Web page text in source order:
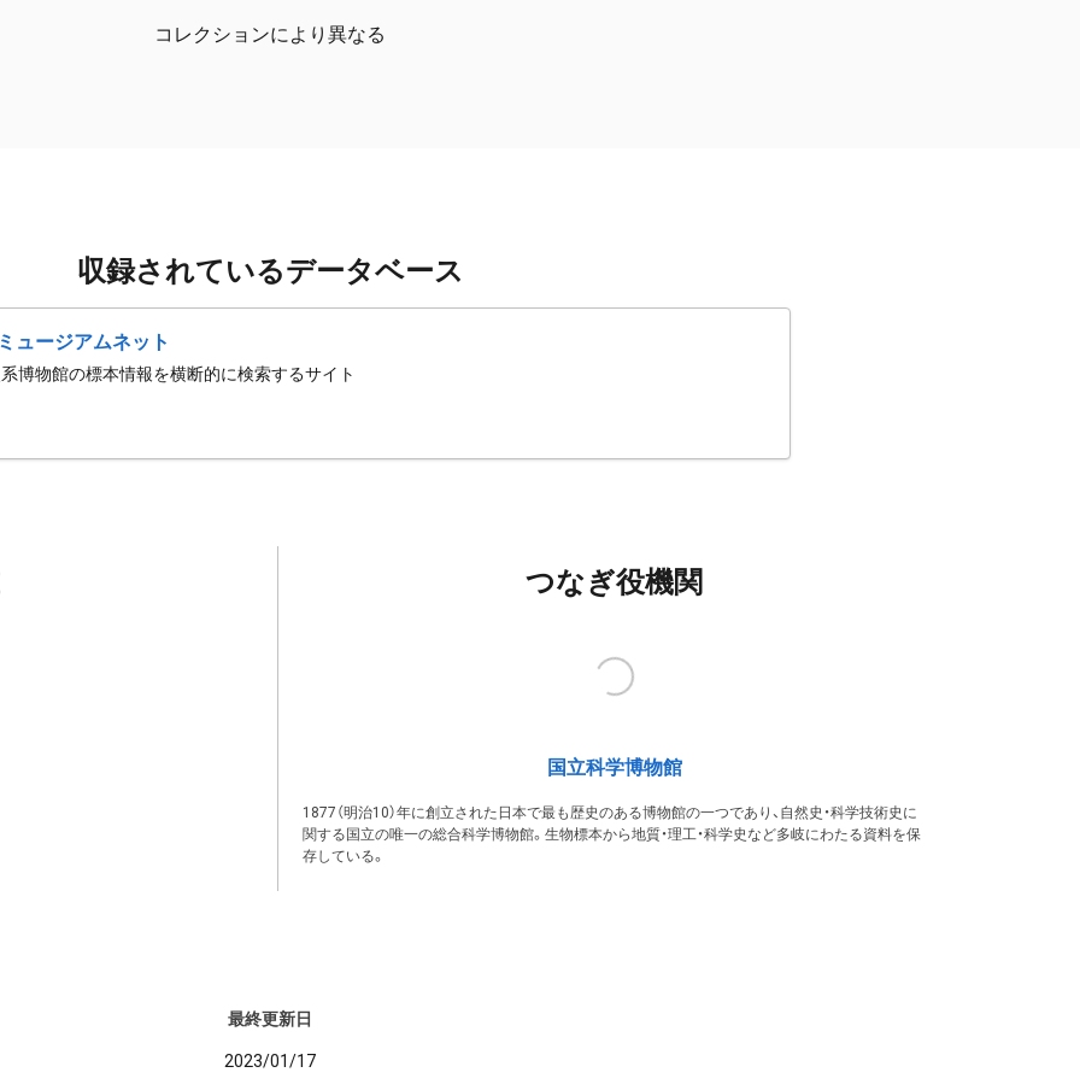
コレクションにより異なる
収録されているデータベース
ュージアムネット
博物館の標本情報を横断的に検索するサイト
つなぎ役機関
国立科学博物館
1877（明治10）年に創立された日本で最も歴史のある博物館の一つであり、自然史・科学技術史に
関する国立の唯一の総合科学博物館。生物標本から地質・理工・科学史など多岐にわたる資料を保
存している。
最終更新日
2023/01/17